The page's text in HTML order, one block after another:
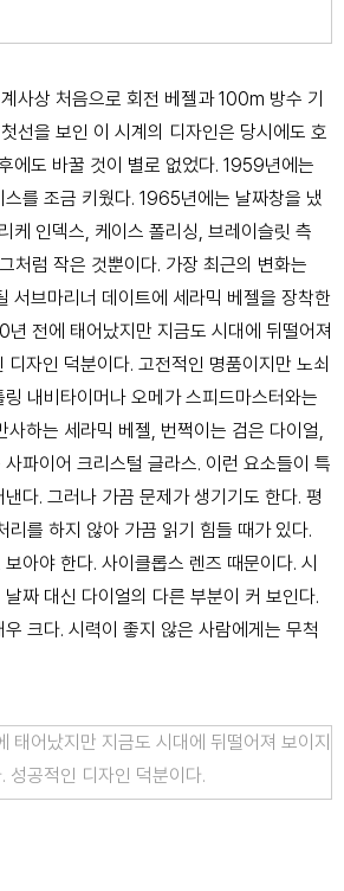
사상 처음으로 회전 베젤과 100m 방수 기
선을 보인 이 시계의 디자인은 당시에도 호
에도 바꿀 것이 별로 없었다. 1959년에는
스를 조금 키웠다. 1965년에는 날짜창을 냈
케 인덱스, 케이스 폴리싱, 브레이슬릿 측
처럼 작은 것뿐이다. 가장 최근의 변화는
서브마리너 데이트에 세라믹 베젤을 장착한
년 전에 태어났지만 지금도 시대에 뒤떨어져
디자인 덕분이다. 고전적인 명품이지만 노쇠
링 내비타이머나 오메가 스피드마스터와는
사하는 세라믹 베젤, 번쩍이는 검은 다이얼,
사파이어 크리스털 글라스. 이런 요소들이 특
낸다. 그러나 가끔 문제가 생기기도 한다. 평
리를 하지 않아 가끔 읽기 힘들 때가 있다.
아야 한다. 사이클롭스 렌즈 때문이다. 시
짜 대신 다이얼의 다른 부분이 커 보인다.
크다. 시력이 좋지 않은 사람에게는 무척
태어났지만 지금도 시대에 뒤떨어져 보이지
성공적인 디자인 덕분이다.